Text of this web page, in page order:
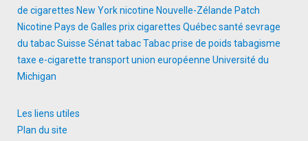
de cigarettes New Yorknicotine Nouvelle-Zélande Patch
Nicotine Pays de Galles prix cigarettes Québecsanté sevrage
du tabacSuisse SénattabacTabac prise de poids tabagisme
taxe e-cigarette transportunion européenne Université du
Michigan
Les liens utiles
Plan du site